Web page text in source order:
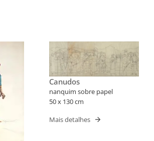
Canudos
nanquim sobre papel
50 x 130 cm
Mais detalhes